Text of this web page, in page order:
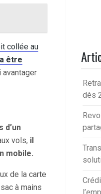
collée au
être
d’un
vols, il
mobile.
de la carte
à mains
dès